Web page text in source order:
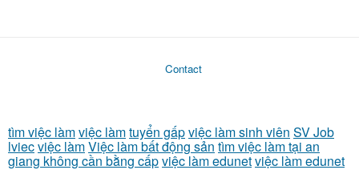
Contact
tìm việc làmviệc làmtuyển gấpviệc làm sinh viên SV Job
lviecviệc làmViệc làm bất động sản tìm việc làm tại an
giang không cần bằng cấpviệc làm edunetviệc làm edunet